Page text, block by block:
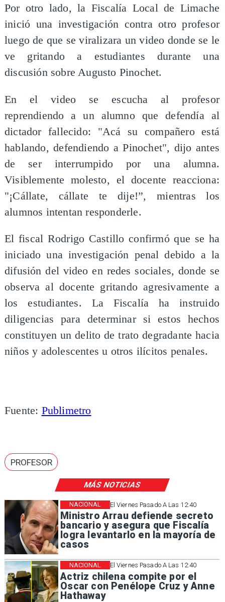
MÁS NOTICIAS
El Viernes Pasado A Las 12:40
Ministro Arrau defiende secreto
bancario y asegura que Fiscalía
logra levantarlo en la mayoría de
casos
NACIONAL
El Viernes Pasado A Las 12:40
Actriz chilena compite por el
Oscar con Penélope Cruz y Anne
Hathaway
NACIONAL
Por otro lado, la Fiscalía Local de Limache
inició una investigación contra otro profesor
luego de que se viralizara un video donde se le
ve gritando a estudiantes durante una
discusión sobre Augusto Pinochet.
En el video se escucha al profesor
reprendiendo a un alumno que defendía al
dictador fallecido: "Acá su compañero está
hablando, defendiendo a Pinochet", dijo antes
de ser interrumpido por una alumna.
Visiblemente molesto, el docente reacciona:
"¡Cállate, cállate te dije!”, mientras los
alumnos intentan responderle.
El fiscal Rodrigo Castillo confirmó que se ha
iniciado una investigación penal debido a la
difusión del video en redes sociales, donde se
observa al docente gritando agresivamente a
los estudiantes. La Fiscalía ha instruido
diligencias para determinar si estos hechos
constituyen un delito de trato degradante hacia
niños y adolescentes u otros ilícitos penales.
Fuente: Publimetro
PROFESOR